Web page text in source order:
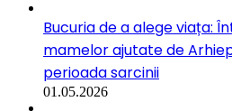
Bucuria de a alege viața:
mamelor ajutate de
perioada sarcinii
01.05.2026